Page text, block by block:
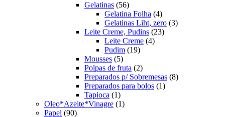
Gelatinas 5656
produtos
Gelatina Folha 44
produtos
Gelatinas Liht, zero 33
Leite Creme, Pudins 2323
Leite Creme 44
Pudim 1919
Mousses 55
produtos
Polpas de fruta 22
produtos
Preparados p/ Sobremesas 88
Preparados para bolos 11
Tapioca 11
produto
Oleo*Azeite*Vinagre 11
Papel 9090